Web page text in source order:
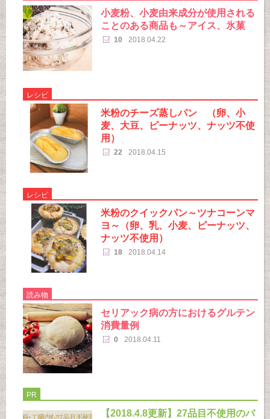
小麦粉、小麦由来成分が使用される
ことのある商品も～アイス、氷菓
10 2018.04.22
レシピ
米粉のチーズ蒸しパン （卵、小
麦、大豆、ピーナッツ、ナッツ不使
用）
22 2018.04.15
レシピ
米粉のクイックパン～ツナコーンマ
ヨ～（卵、乳、小麦、ピーナッツ、
ナッツ不使用）
18 2018.04.14
読み物
セリアック病の方におけるグルテン
消費量例
0 2018.04.11
PR
【2018.4.8更新】27品目不使用のバ